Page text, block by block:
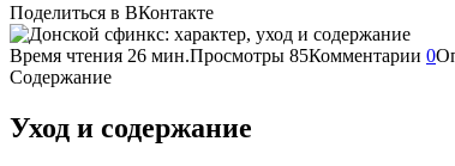
Поделиться в ВКонтакте
Время чтения 26 мин.Просмотры 85Комментарии 0
Содержание
Уход и содержание